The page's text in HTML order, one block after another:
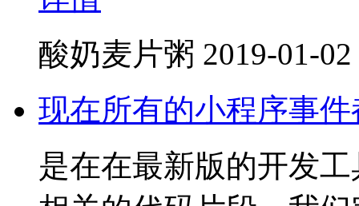
酸奶麦片粥 2019-01-
现在所有的小程序事
是在在最新版的开发